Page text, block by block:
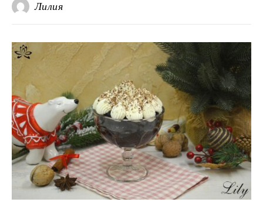
Лилия